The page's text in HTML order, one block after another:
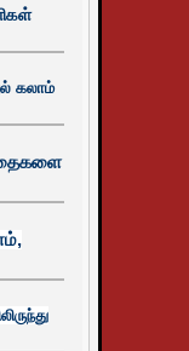
கலாம்